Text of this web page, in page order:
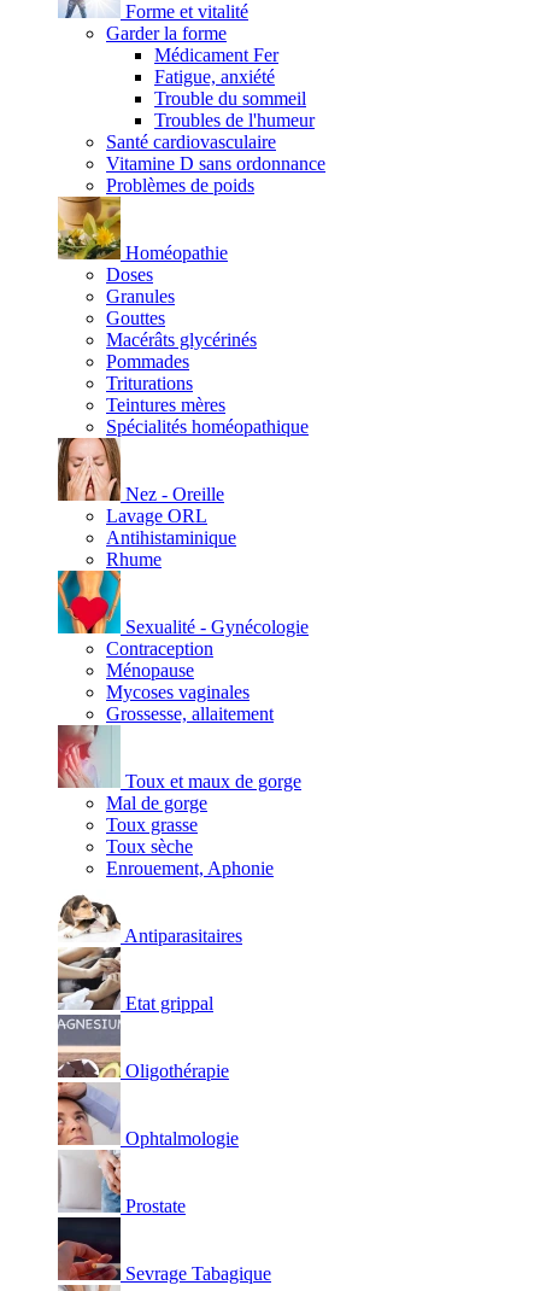
Forme et vitalité
Garder la forme
Médicament Fer
Fatigue, anxiété
Trouble du sommeil
Troubles de l'humeur
Santé cardiovasculaire
Vitamine D sans ordonnance
Problèmes de poids
Homéopathie
Doses
Granules
Gouttes
Macérâts glycérinés
Pommades
Triturations
Teintures mères
Spécialités homéopathique
Nez - Oreille
Lavage ORL
Antihistaminique
Rhume
Sexualité - Gynécologie
Contraception
Ménopause
Mycoses vaginales
Grossesse, allaitement
Toux et maux de gorge
Mal de gorge
Toux grasse
Toux sèche
Enrouement, Aphonie
Antiparasitaires
Etat grippal
Oligothérapie
Ophtalmologie
Prostate
Sevrage Tabagique